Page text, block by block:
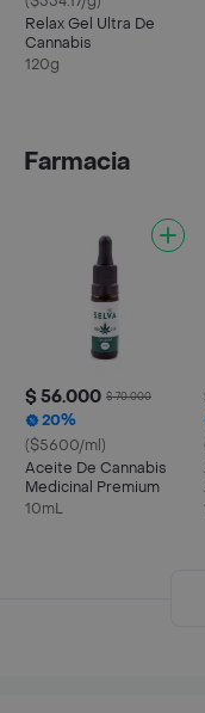
Relax Gel Ultra De
Cannabis
120g
Farmacia
$ 56.000 $ 70.000
20%
($5600/ml)
Aceite De Cannabis
Medicinal Premium
10mL